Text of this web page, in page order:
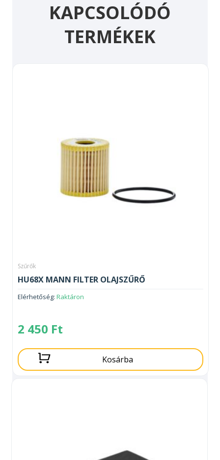
KAPCSOLÓDÓ
TERMÉKEK
Szűrők
HU68X MANN FILTER OLAJSZŰRŐ
Elérhetőség: Raktáron
2 450 Ft
Kosárba